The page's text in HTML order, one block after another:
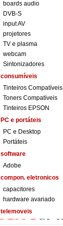
boards audio
DVB-S
input AV
projetores
TV e plasma
webcam
Sintonizadores
consumíveis
Tinteiros Compatíveis
Toners Compatíveis
Tinteiros EPSON
PC e portáteis
PC e Desktop
Portáteis
software
Adobe
compon. eletronicos
capacitores
hardware avariado
telemoveis